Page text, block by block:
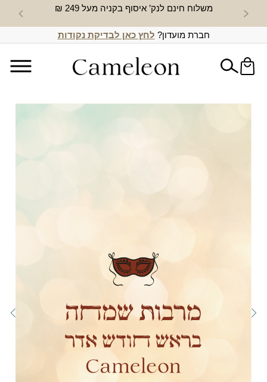
משלוח חינם לנק’ איסוף בקניה מעל 249 ₪ חדש
חברת מועדון? לחץ כאן לבדיקת נקודות